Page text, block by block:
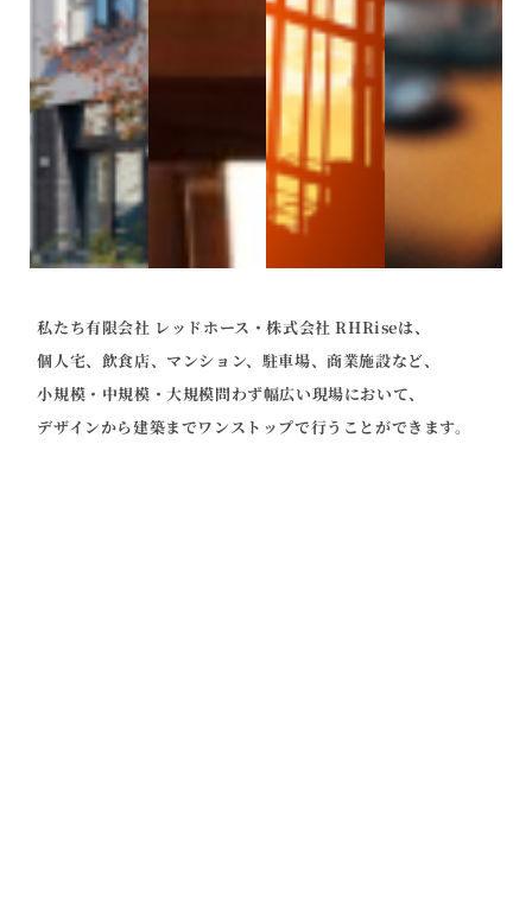
私たち有限会社 レッドホース・株式会社 RHRiseは、
個人宅、飲食店、マンション、駐車場、商業施設など、
小規模・中規模・大規模問わず幅広い現場において、
デザインから建築までワンストップで行うことができます。